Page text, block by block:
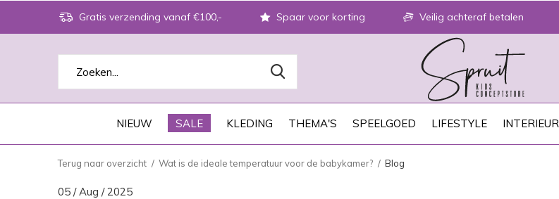
NIEUW SALE KLEDING THEMA'S SPEELGOED LIFESTYLE INTERIEUR
Gratis verzending vanaf €100,- Spaar voor korting Veilig achteraf betalen
Terug naar overzicht Wat is de ideale temperatuur voor de babykamer? Blog
05 / Aug / 2025